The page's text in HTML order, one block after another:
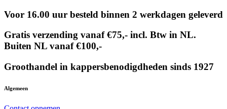
Voor 16.00 uur besteld binnen 2 werkdagen geleverd
Gratis verzending vanaf €75,- incl. Btw in NL.
Buiten NL vanaf €100,-
Groothandel in kappersbenodigdheden sinds 1927
Algemeen